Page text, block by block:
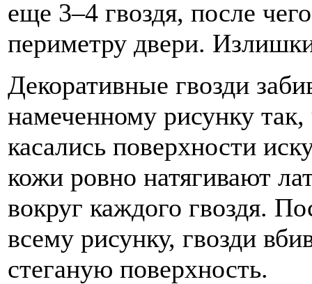
еще 3–4 гвоздя, после
периметру двери.
Декоративные гвозди
намеченному рисунку
касались поверхности
кожи ровно натягивают
вокруг каждого гвоздя.
всему рисунку, гвозди
стеганую поверхность.